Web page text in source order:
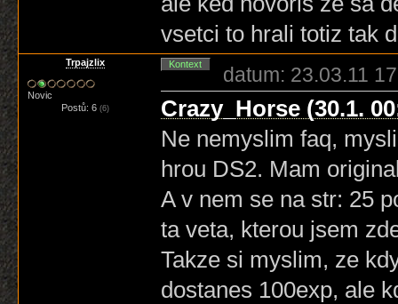
vsetci to hrali totiz tak
Trpajzlix
Novic
Postů: 6 (6)
Kontext datum: 23.03.11
Crazy_Horse (30.1.
Ne nemyslim faq,
hrou DS2. Mam
A v nem se na str: 25
ta veta, kterou jsem
Takze si myslim, ze
dostanes 100exp, ale